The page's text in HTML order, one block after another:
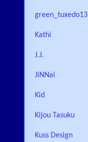
green_tuxedo13
Kathi
J.J.
JiNNai
Kid
Kijou Tasuku
Kuss Design